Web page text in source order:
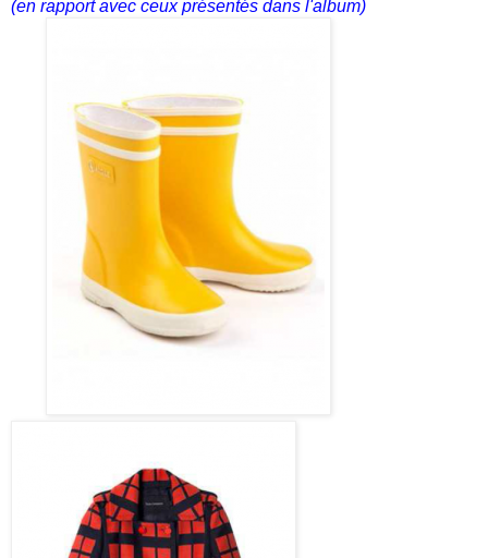
(en rapport avec ceux présentés dans l'album)